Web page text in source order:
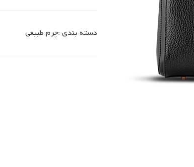
دسته بندی :چرم طبیعی